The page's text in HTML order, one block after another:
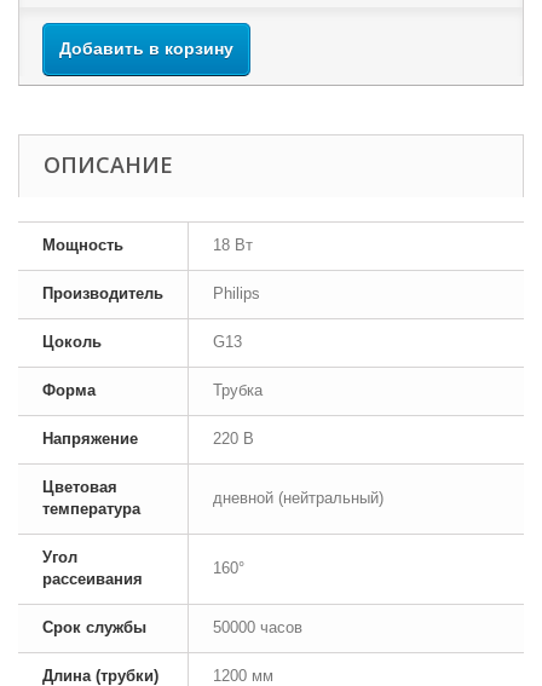
Добавить в корзину
ОПИСАНИЕ
Мощность 18 Вт
Производитель Philips
Цоколь G13
Форма Трубка
Напряжение 220 В
Цветовая
температура
дневной (нейтральный)
Угол
рассеивания
160°
Срок службы 50000 часов
Длина (трубки) 1200 мм